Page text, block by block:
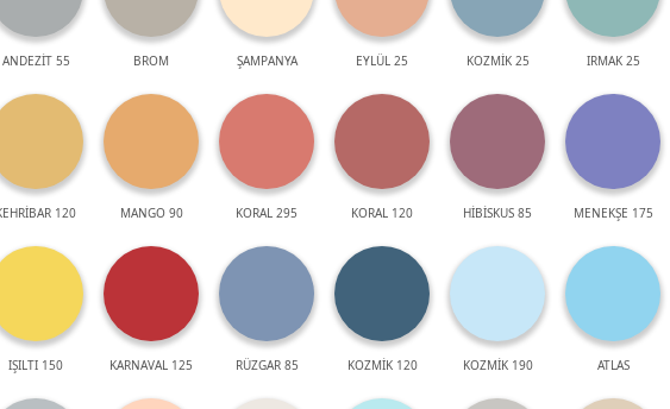
ANDEZİT 55 BROM ŞAMPANYA EYLÜL 25 KOZMİK 25 IRMAK 25
120 MANGO 90 KORAL 295 KORAL 120 HİBİSKUS 85 MENEKŞE 175
IŞILTI 150 KARNAVAL 125 RÜZGAR 85 KOZMİK 120 KOZMİK 190 ATLAS